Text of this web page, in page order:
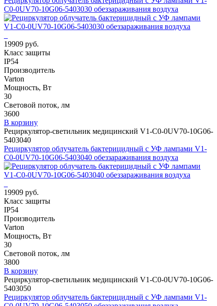
C0-0UV70-10G06-5403030 обеззараживания воздуха
19909 руб.
Класс защиты
IP54
Производитель
Varton
Мощность, Вт
30
Световой поток, лм
3600
В корзину
Рециркулятор-светильник медицинский V1-C0-0UV70-10G06-
5403040
Рециркулятор облучатель бактерицидный с УФ лампами V1-
C0-0UV70-10G06-5403040 обеззараживания воздуха
19909 руб.
Класс защиты
IP54
Производитель
Varton
Мощность, Вт
30
Световой поток, лм
3800
В корзину
Рециркулятор-светильник медицинский V1-C0-0UV70-10G06-
5403050
Рециркулятор облучатель бактерицидный с УФ лампами V1-